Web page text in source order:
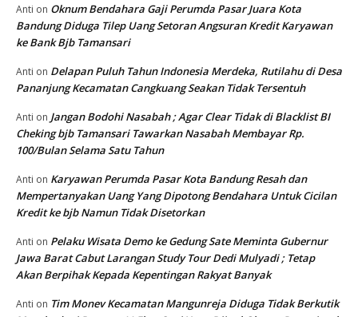
Anti on Oknum Bendahara Gaji Perumda Pasar Juara Kota
Bandung Diduga Tilep Uang Setoran Angsuran Kredit Karyawan
ke Bank Bjb Tamansari
Anti on Delapan Puluh Tahun Indonesia Merdeka, Rutilahu di Desa
Pananjung Kecamatan Cangkuang Seakan Tidak Tersentuh
Anti on Jangan Bodohi Nasabah ; Agar Clear Tidak di Blacklist BI
Cheking bjb Tamansari Tawarkan Nasabah Membayar Rp.
100/Bulan Selama Satu Tahun
Anti on Karyawan Perumda Pasar Kota Bandung Resah dan
Mempertanyakan Uang Yang Dipotong Bendahara Untuk Cicilan
Kredit ke bjb Namun Tidak Disetorkan
Anti on Pelaku Wisata Demo ke Gedung Sate Meminta Gubernur
Jawa Barat Cabut Larangan Study Tour Dedi Mulyadi ; Tetap
Akan Berpihak Kepada Kepentingan Rakyat Banyak
Anti on Tim Monev Kecamatan Mangunreja Diduga Tidak Berkutik